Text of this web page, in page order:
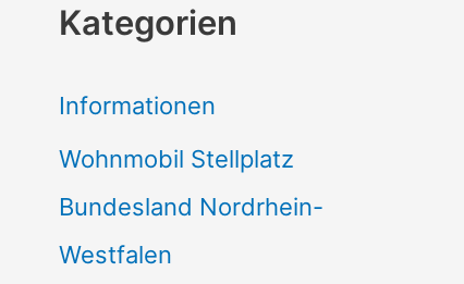
h
n
a
c
Kategorien
Informationen
Wohnmobil Stellplatz
Bundesland Nordrhein-
Westfalen